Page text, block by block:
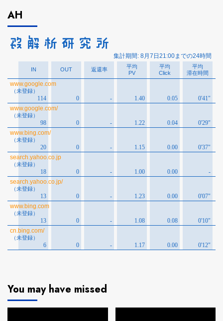
AH
You may have missed